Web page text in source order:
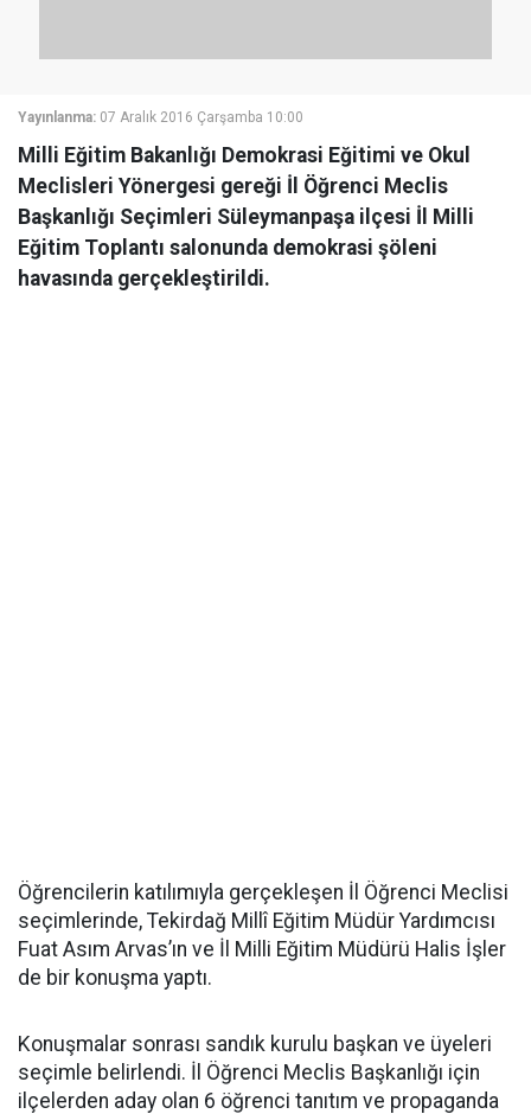
Yayınlanma: 07 Aralık 2016 Çarşamba 10:00
Milli Eğitim Bakanlığı Demokrasi Eğitimi ve Okul
Meclisleri Yönergesi gereği İl Öğrenci Meclis
Başkanlığı Seçimleri Süleymanpaşa ilçesi İl Milli
Eğitim Toplantı salonunda demokrasi şöleni
havasında gerçekleştirildi.
Öğrencilerin katılımıyla gerçekleşen İl Öğrenci Meclisi
seçimlerinde, Tekirdağ Millî Eğitim Müdür Yardımcısı
Fuat Asım Arvas’ın ve İl Milli Eğitim Müdürü Halis İşler
de bir konuşma yaptı.
Konuşmalar sonrası sandık kurulu başkan ve üyeleri
seçimle belirlendi. İl Öğrenci Meclis Başkanlığı için
ilçelerden aday olan 6 öğrenci tanıtım ve propaganda